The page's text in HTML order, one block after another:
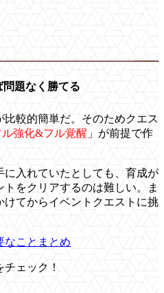
題なく勝てる
較的簡単だ。そのためクエス
強化&フル覚醒 」が前提で作
に入れていたとしても、育成が
をクリアするのは難しい。ま
てからイベントクエストに挑
なことまとめ
ェック！